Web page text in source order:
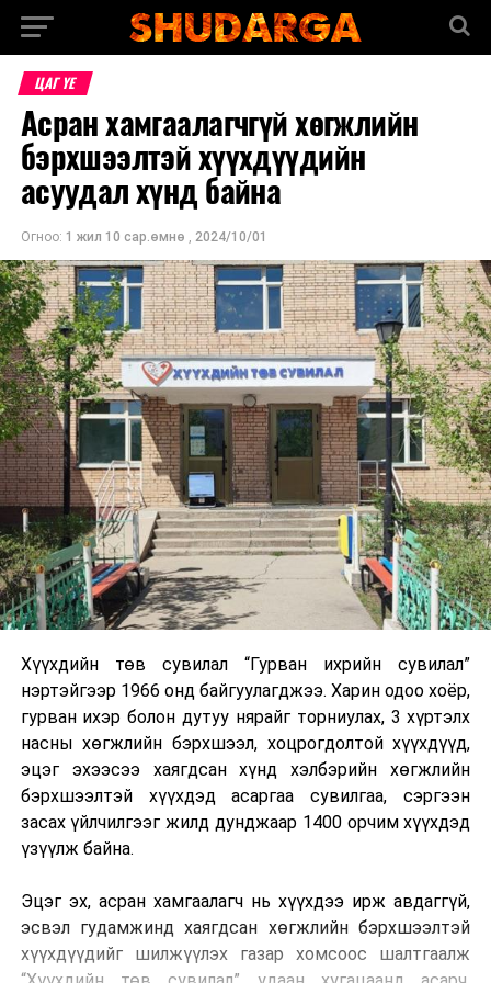
ЦАГ ҮЕ
Асран хамгаалагчгүй хөгжлийн
бэрхшээлтэй хүүхдүүдийн
асуудал хүнд байна
Огноо: 1 жил 10 сар.өмнө , 2024/10/01
Хүүхдийн төв сувилал “Гурван ихрийн сувилал”
нэртэйгээр 1966 онд байгуулагджээ. Харин одоо хоёр,
гурван ихэр болон дутуу нярайг торниулах, 3 хүртэлх
насны хөгжлийн бэрхшээл, хоцрогдолтой хүүхдүүд,
эцэг эхээсээ хаягдсан хүнд хэлбэрийн хөгжлийн
бэрхшээлтэй хүүхдэд асаргаа сувилгаа, сэргээн
засах үйлчилгээг жилд дунджаар 1400 орчим хүүхдэд
үзүүлж байна.
Эцэг эх, асран хамгаалагч нь хүүхдээ ирж авдаггүй,
эсвэл гудамжинд хаягдсан хөгжлийн бэрхшээлтэй
хүүхдүүдийг шилжүүлэх газар хомсоос шалтгаалж